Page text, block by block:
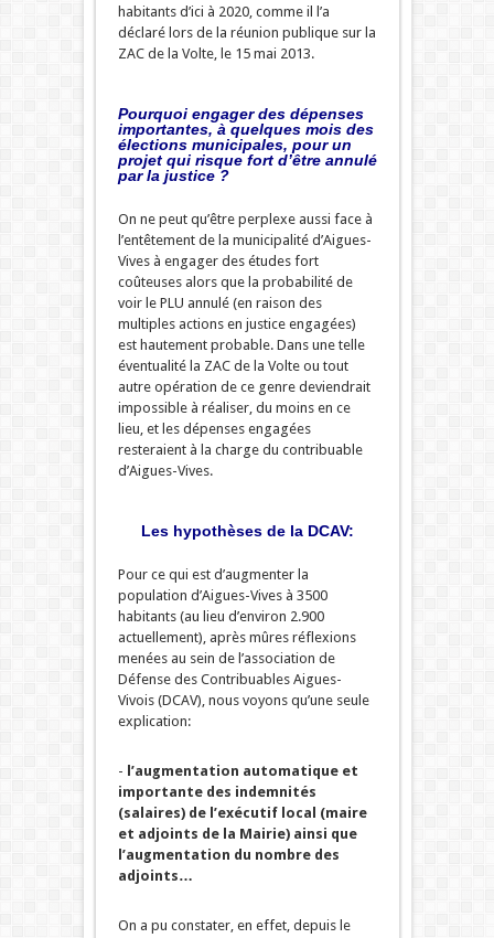
habitants d’ici à 2020, comme il l’a
déclaré lors de la réunion publique sur la
ZAC de la Volte, le 15 mai 2013.
Pourquoi engager des dépenses
importantes, à quelques mois des
élections municipales, pour un
projet qui risque fort d’être annulé
par la justice ?
On ne peut qu’être perplexe aussi face à
l’entêtement de la municipalité d’Aigues-
Vives à engager des études fort
coûteuses alors que la probabilité de
voir le PLU annulé (en raison des
multiples actions en justice engagées)
est hautement probable. Dans une telle
éventualité la ZAC de la Volte ou tout
autre opération de ce genre deviendrait
impossible à réaliser, du moins en ce
lieu, et les dépenses engagées
resteraient à la charge du contribuable
d’Aigues-Vives.
Les hypothèses de la DCAV:
Pour ce qui est d’augmenter la
population d’Aigues-Vives à 3500
habitants (au lieu d’environ 2.900
actuellement), après mûres réflexions
menées au sein de l’association de
Défense des Contribuables Aigues-
Vivois (DCAV), nous voyons qu’une seule
explication:
- l’augmentation automatique et
importante des indemnités
(salaires) de l’exécutif local (maire
et adjoints de la Mairie) ainsi que
l’augmentation du nombre des
adjoints…
On a pu constater, en effet, depuis le